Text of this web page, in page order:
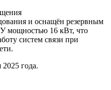
и оснащён резервным
мощностью 16 кВт, что
систем связи при
года.